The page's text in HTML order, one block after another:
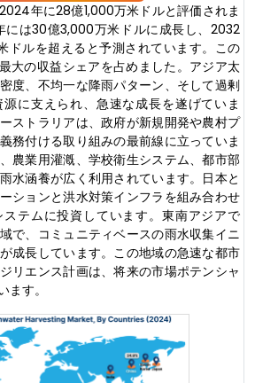
年に28億1,000万米ドルと評価されま
には30億3,000万米ドルに成長し、2032
ドルを超えると予測されています。この
大の収益シェアを占めました。アジア太
度、不均一な降雨パターン、そして過剰
に支えられ、急速な成長を遂げていま
ストラリアは、政府が新規開発や農村プ
務付ける取り組みの最前線に立っていま
農業用灌漑、学校衛生システム、都市部
水涵養が広く利用されています。日本と
ションと洪水対策インフラを組み合わせ
テムに投資しています。東南アジアで
で、コミュニティベースの雨水収集イニ
成長しています。この地域の急速な都市
リエンス計画は、将来の市場ポテンシャ
ます。